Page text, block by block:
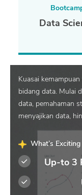
Data
Kuasai
bidang data. Mulai
data, pemahaman
menyajikan data,
Python untuk
berbagai studi
menguasai Git
What’s Exciting
Up-to 3